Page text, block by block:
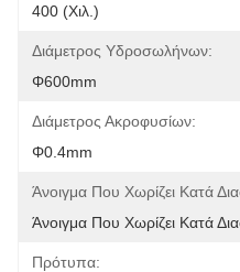
400 (χιλ.)
Διάμετρος Υδροσωλήνων:
Φ600mm
Διάμετρος Ακροφυσίων:
Φ0.4mm
Άνοιγμα Που Χωρίζει Κατά
Άνοιγμα Που Χωρίζει Κατά
Πρότυπα: